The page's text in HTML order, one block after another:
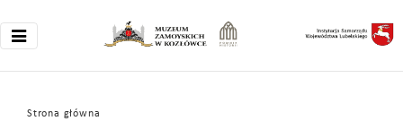
Strona główna